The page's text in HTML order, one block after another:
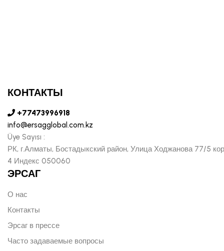
КОНТАКТЫ
+77473996918
info@ersagglobal.com.kz
Üye Sayısı :
РК, г.Алматы, Бостадыкский район, Улица Ходжанова 77/5
4 Индекс 050060
ЭРСАГ
О нас
Контакты
Эрсаг в прессе
Часто задаваемые вопросы